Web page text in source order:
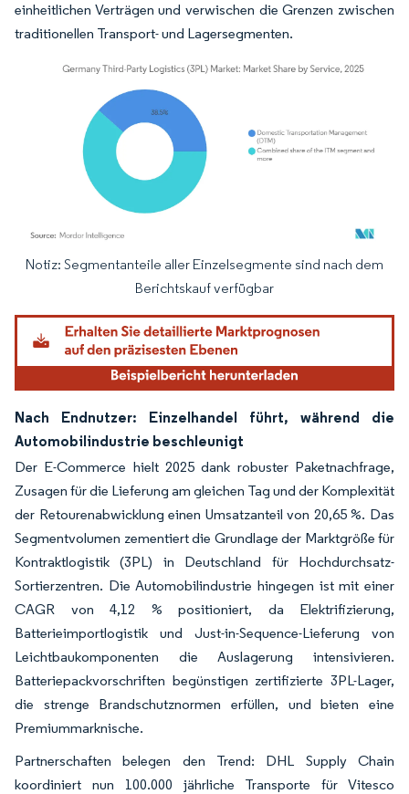
einheitlichen Verträgen und verwischen die Grenzen zwischen
traditionellen Transport- und Lagersegmenten.
Bild © Mordor Intelligence. Wiederverwendung erfordert Namensnennung
Notiz: Segmentanteile aller Einzelsegmente sind nach dem
Berichtskauf verfügbar
Nach Endnutzer: Einzelhandel führt, während die
Automobilindustrie beschleunigt
Der E-Commerce hielt 2025 dank robuster Paketnachfrage,
Zusagen für die Lieferung am gleichen Tag und der Komplexität
der Retourenabwicklung einen Umsatzanteil von 20,65 %. Das
Segmentvolumen zementiert die Grundlage der Marktgröße für
Kontraktlogistik (3PL) in Deutschland für Hochdurchsatz-
Sortierzentren. Die Automobilindustrie hingegen ist mit einer
CAGR von 4,12 % positioniert, da Elektrifizierung,
Batterieimportlogistik und Just-in-Sequence-Lieferung von
Leichtbaukomponenten die Auslagerung intensivieren.
Batteriepackvorschriften begünstigen zertifizierte 3PL-Lager,
die strenge Brandschutznormen erfüllen, und bieten eine
Premiummarknische.
Partnerschaften belegen den Trend: DHL Supply Chain
koordiniert nun 100.000 jährliche Transporte für Vitesco